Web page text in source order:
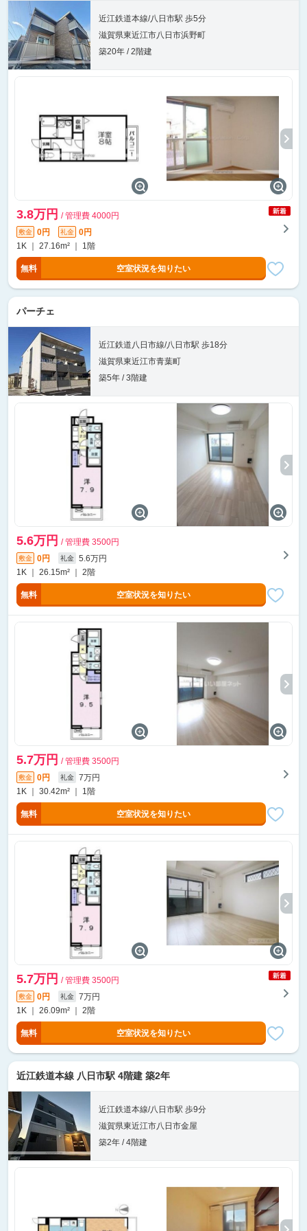
近江鉄道本線/八日市駅 歩5分
滋賀県東近江市八日市浜野町
築20年 / 2階建
3.8万円 / 管理費 4000円
敷金 0円 礼金
0円
1K ｜ 27.16m² ｜ 1階
無料 空室状況を知りたい
パーチェ
近江鉄道八日市線/八日市駅 歩18分
滋賀県東近江市青葉町
築5年 / 3階建
5.6万円 / 管理費 3500円
敷金 0円 礼金
5.6万円
1K ｜ 26.15m² ｜ 2階
無料 空室状況を知りたい
5.7万円 / 管理費 3500円
敷金 0円 礼金
7万円
1K ｜ 30.42m² ｜ 1階
無料 空室状況を知りたい
5.7万円 / 管理費 3500円
敷金 0円 礼金
7万円
1K ｜ 26.09m² ｜ 2階
無料 空室状況を知りたい
近江鉄道本線 八日市駅 4階建 築2年
近江鉄道本線/八日市駅 歩9分
滋賀県東近江市八日市金屋
築2年 / 4階建